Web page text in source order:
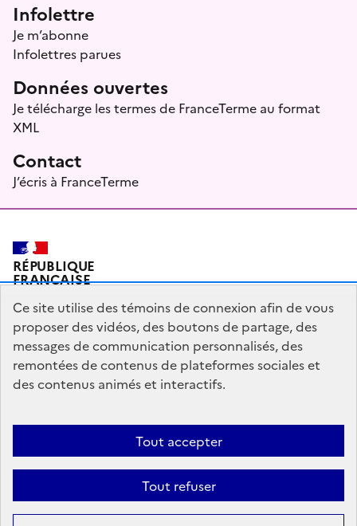
Infolettre
Je m’abonne
Infolettres parues
Données ouvertes
Je télécharge les termes de FranceTerme au format
XML
Contact
J’écris à FranceTerme
RÉPUBLIQUE
FRANÇAISE
Plan du site Mentions légales Qui sommes-nous ?
Partagez votre expérience pour améliorer les services
Accessibilité : partiellement conforme
gouvernement.fr
Ce site utilise des témoins de connexion afin de vous
proposer des vidéos, des boutons de partage, des
messages de communication personnalisés, des
remontées de contenus de plateformes sociales et
des contenus animés et interactifs.
Tout accepter
Tout refuser